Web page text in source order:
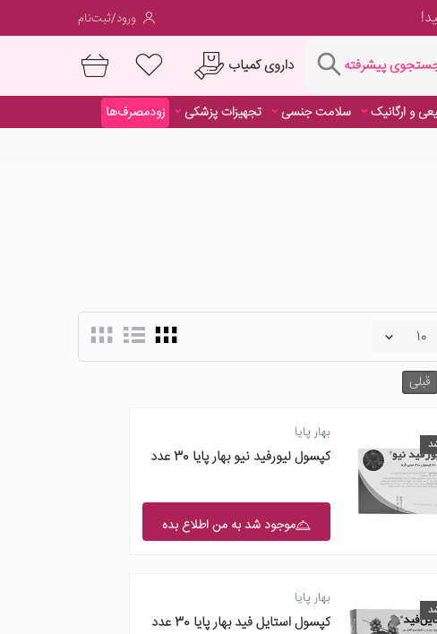
داروی کمیاب
ورود/ثبت‌نام
پیشرفته داروی کمیاب
و ارگانیک سلامت جنسی تجهیزات پزشکی
زودمصرف‌ها
قبلی
بهار پایا
کپسول لیورفید نیو بهار پایا 30 عدد
موجود شد به من اطلاع بده
بهار پایا
کپسول استایل فید بهار پایا 30 عدد